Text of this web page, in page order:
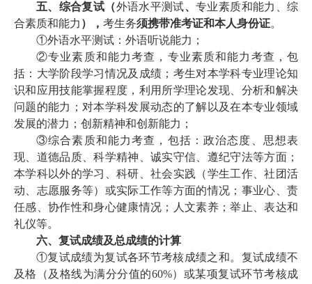
五、综合复试（外语水平测试、专业素质和能力、综
合素质和能力 ）， 考生务须携带准考证和本人身份证。
①外语水平测试：外语听说能力；
②专业素质和能力考查，专业素质和能力考查，包
括：大学阶段学习情况及成绩；考生对本学科专业理论知
识和应用技能掌握程度，利用所学理论发现、分析和解决
问题的能力；对本学科发展动态的了解以及在本专业领域
发展的潜力；创新精神和创新能力；
③综合素质和能力考查，包括：政治态度、思想表
现、道德品质、科学精神、诚实守信、遵纪守法等方面；
本学科以外的学习、科研、社会实践（学生工作、社团活
动、志愿服务等）或实际工作等方面的情况；事业心、责
任感、协作性和身心健康情况；人文素养；举止、表达和
礼仪等。
六、复试成绩及总成绩的计算
①复试成绩为复试各环节考核成绩之和。复试成绩不
及格（及格线为满分分值的60%）或某项复试环节考核成